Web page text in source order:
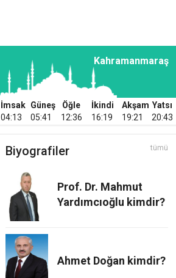
Kahramanmaraş
İmsak Güneş Öğle İkindi Akşam Yatsı
04:13
05:41 12:36 16:19 19:21 20:43
Biyografiler tümü
Prof. Dr. Mahmut
Yardımcıoğlu kimdir?
Ahmet Doğan kimdir?